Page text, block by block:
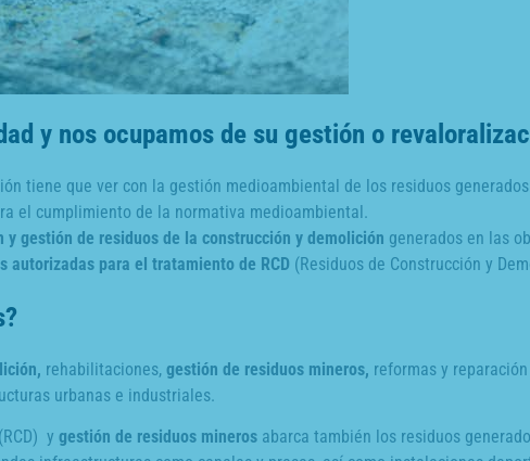
y nos ocupamos de su gestión o
tiene que ver con la gestión medioambiental de los residuos
el cumplimiento de la normativa medioambiental.
y gestión de residuos de la construcción y demolición generados en las
para el tratamiento de RCD (Residuos de Construcción y
rehabilitaciones, gestión de residuos mineros, reformas y
urbanas e industriales.
(RCD) y gestión de residuos mineros abarca también los residuos